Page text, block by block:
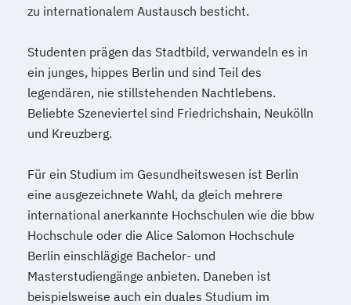
zu internationalem Austausch besticht.
Studenten prägen das Stadtbild, verwandeln es in
ein junges, hippes Berlin und sind Teil des
legendären, nie stillstehenden Nachtlebens.
Beliebte Szeneviertel sind Friedrichshain, Neukölln
und Kreuzberg.
Für ein Studium im Gesundheitswesen ist Berlin
eine ausgezeichnete Wahl, da gleich mehrere
international anerkannte Hochschulen wie die bbw
Hochschule oder die Alice Salomon Hochschule
Berlin einschlägige Bachelor- und
Masterstudiengänge anbieten. Daneben ist
beispielsweise auch ein duales Studium im